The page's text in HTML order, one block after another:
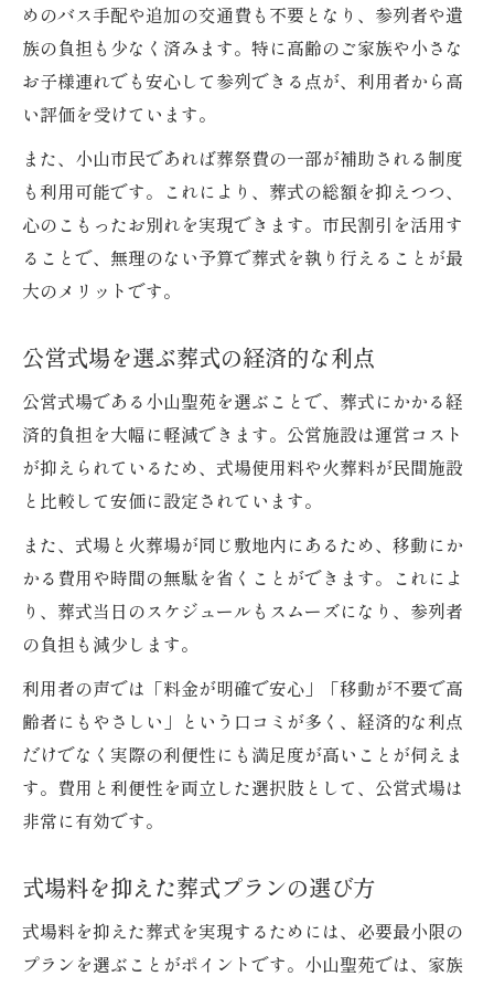
めのバス手配や追加の交通費も不要となり、参列者や遺
族の負担も少なく済みます。特に高齢のご家族や小さな
お子様連れでも安心して参列できる点が、利用者から高
い評価を受けています。
また、小山市民であれば葬祭費の一部が補助される制度
も利用可能です。これにより、葬式の総額を抑えつつ、
心のこもったお別れを実現できます。市民割引を活用す
ることで、無理のない予算で葬式を執り行えることが最
大のメリットです。
公営式場を選ぶ葬式の経済的な利点
公営式場である小山聖苑を選ぶことで、葬式にかかる経
済的負担を大幅に軽減できます。公営施設は運営コスト
が抑えられているため、式場使用料や火葬料が民間施設
と比較して安価に設定されています。
また、式場と火葬場が同じ敷地内にあるため、移動にか
かる費用や時間の無駄を省くことができます。これによ
り、葬式当日のスケジュールもスムーズになり、参列者
の負担も減少します。
利用者の声では「料金が明確で安心」「移動が不要で高
齢者にもやさしい」という口コミが多く、経済的な利点
だけでなく実際の利便性にも満足度が高いことが伺えま
す。費用と利便性を両立した選択肢として、公営式場は
非常に有効です。
式場料を抑えた葬式プランの選び方
式場料を抑えた葬式を実現するためには、必要最小限の
プランを選ぶことがポイントです。小山聖苑では、家族